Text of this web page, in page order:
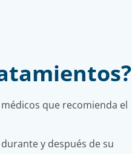
que recomienda el
y después de su